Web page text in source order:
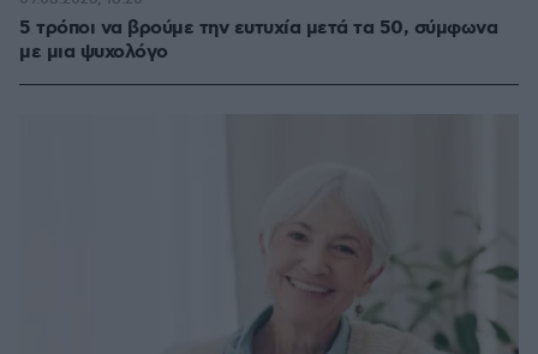
5 τρόποι να βρούμε την ευτυχία μετά τα 50, σύμφωνα
με μια ψυχολόγο